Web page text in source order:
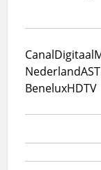
CanalDigitaal
Nederland
BeneluxHDTV